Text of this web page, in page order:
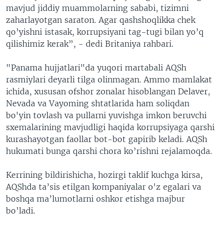
mavjud jiddiy muammolarning sababi, tizimni
zaharlayotgan saraton. Agar qashshoqlikka chek
qo’yishni istasak, korrupsiyani tag-tugi bilan yo’q
qilishimiz kerak”, - dedi Britaniya rahbari.
"Panama hujjatlari"da yuqori martabali AQSh
rasmiylari deyarli tilga olinmagan. Ammo mamlakat
ichida, xususan ofshor zonalar hisoblangan Delaver,
Nevada va Vayoming shtatlarida ham soliqdan
bo'yin tovlash va pullarni yuvishga imkon beruvchi
sxemalarining mavjudligi haqida korrupsiyaga qarshi
kurashayotgan faollar bot-bot gapirib keladi. AQSh
hukumati bunga qarshi chora ko’rishni rejalamoqda.
Kerrining bildirishicha, hozirgi taklif kuchga kirsa,
AQShda ta’sis etilgan kompaniyalar o'z egalari va
boshqa ma’lumotlarni oshkor etishga majbur
bo’ladi.